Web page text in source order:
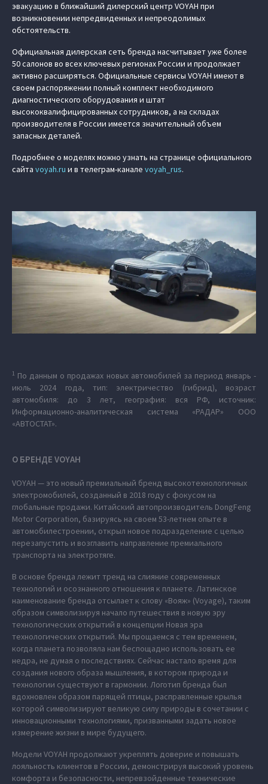
эвакуацию в ближайший дилерский центр VOYAH при
возникновении непредвиденных и непреодолимых
обстоятельств.
Официальная дилерская сеть бренда насчитывает уже более
50 салонов во всех ключевых регионах России и продолжает
активно расширяться. Официальные сервисы VOYAH имеют в
своем распоряжении полный комплект необходимого
диагностического оборудования и штат
высококвалифицированных сотрудников, а на складах
производителя в России имеется значительный объем
запасных деталей.
Подробнее о моделях можно узнать на странице официального
сайта voyah.ru и в телеграм-канале voyah_rus.
1 По данным о продажах новых автомобилей за период январь -
июль 2024 года, тип: электричество (гибрид), возраст
автомобиля: до 3 лет, география: вся РФ, источник:
Информационно-аналитическая система «РАДАР» ООО
«АВТОСТАТ».
О БРЕНДЕ VOYAH
VOYAH — это новый премиальный бренд высокотехнологичных
электромобилей, созданный в 2018 году с фокусом на
глобальные продажи. Китайский автопроизводитель DongFeng
Motor Corporation, базируясь на своем 53-летнем опыте в
автомобилестроении, открыл новое подразделение с целью
перезапустить и возглавить направление премиального
транспорта на электротяге.
В основе бренда лежит тренд на слияние современных
технологий и осознанного отношения к планете. Латинское
наименование бренда отсылает к слову «Вояж» (Voyage), таким
образом символизируя начало путешествия в новую эру
технологических открытий в концепции Новая эра
технологических открытий. Мы прощаемся с тем временем,
когда планета позволяла нам беспощадно использовать ее
недра, не думая о последствиях. Сейчас настало время для
создания нового образа мышления, в котором природа и
технологии существуют в гармонии. Логотип бренда был
вдохновлен образом парящей птицы, расправленные крылья
которой символизируют великую силу природы в сочетании с
инновационными технологиями, призванными задать новое
измерение жизни в мире будущего.
Модели VOYAH продолжают укреплять доверие и повышать
лояльность клиентов в России, демонстрируя высокий уровень
комфорта и безопасности, непревзойденные технические